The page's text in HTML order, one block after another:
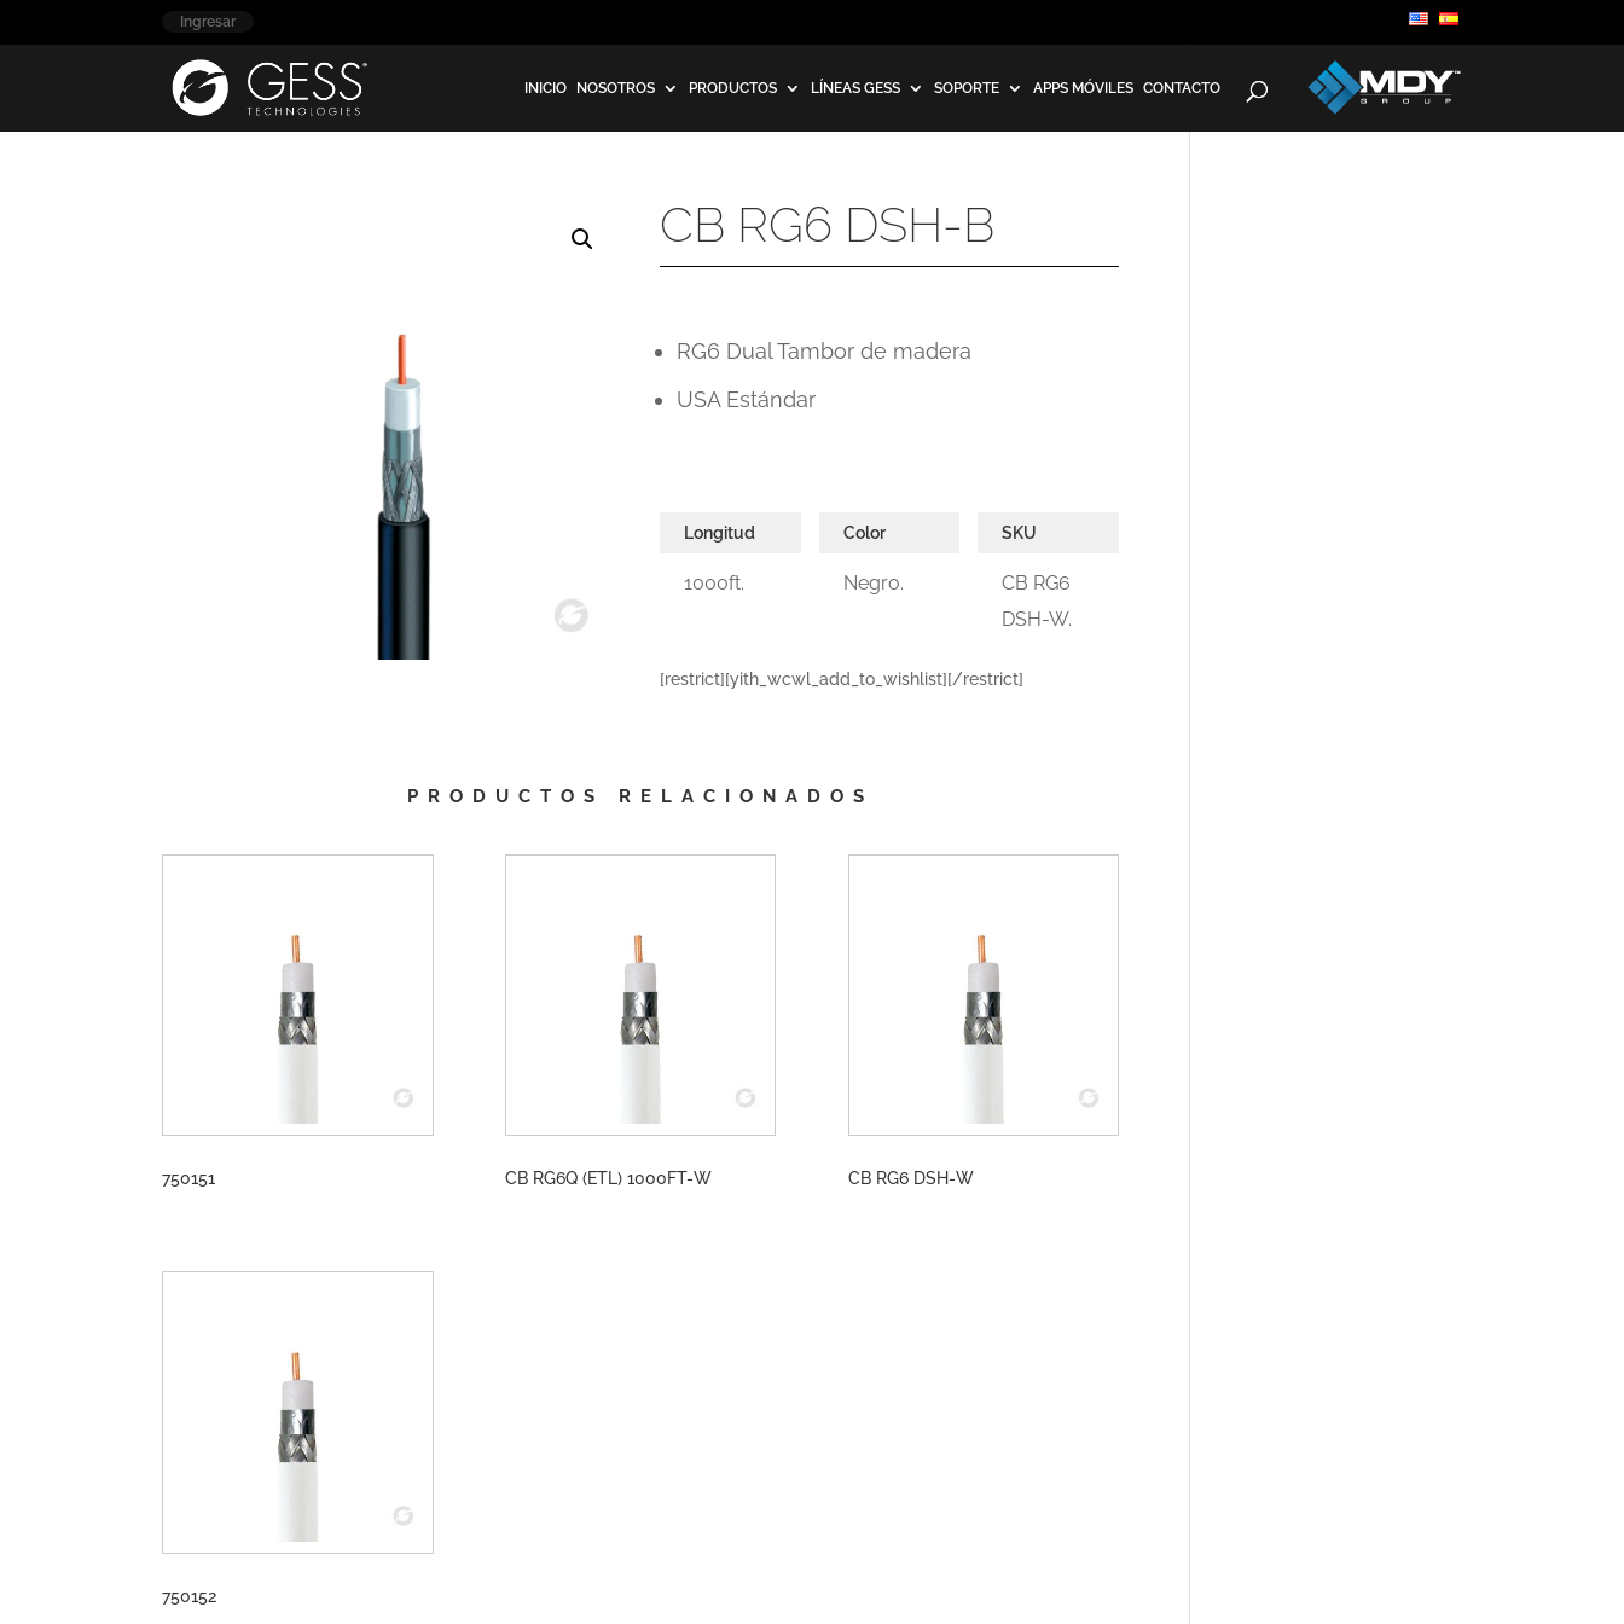
Ingresar
INICIO NOSOTROS PRODUCTOS LÍNEAS GESS SOPORTE APPS MÓVILES CONTACTO
CB RG6 DSH-B
RG6 Dual Tambor de madera
USA Estándar
Longitud
1000ft.
Color
Negro.
SKU
CB RG6
DSH-W.
[restrict][yith_wcwl_add_to_wishlist][/restrict]
PRODUCTOS RELACIONADOS
750151 CB RG6Q (ETL) 1000FT-W CB RG6 DSH-W
750152